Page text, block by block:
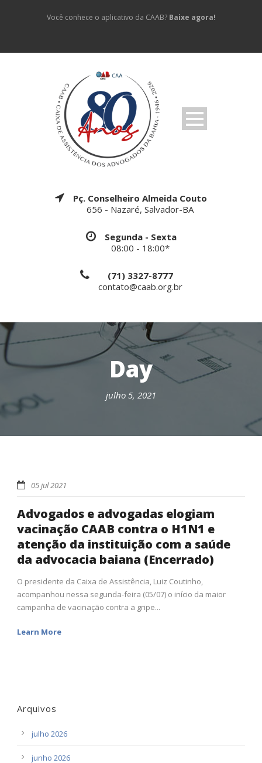
Você conhece o aplicativo da CAAB? Baixe agora!
Pç. Conselheiro Almeida Couto
656 - Nazaré, Salvador-BA
Segunda - Sexta
08:00 - 18:00*
(71) 3327-8777
contato@caab.org.br
Day
julho 5, 2021
05 jul 2021
Advogados e advogadas elogiam
vacinação CAAB contra o H1N1 e
atenção da instituição com a saúde
da advocacia baiana (Encerrado)
O presidente da Caixa de Assistência, Luiz Coutinho,
acompanhou nessa segunda-feira (05/07) o início da maior
campanha de vacinação contra a gripe...
Learn More
Arquivos
julho 2026
junho 2026